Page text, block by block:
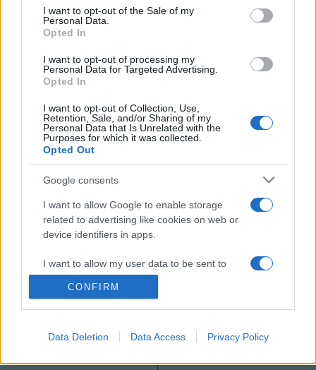
consent section.
I want to opt-out of the Sale of my
Personal Data.
Opted In
I want to opt-out of processing my
Personal Data for Targeted Advertising.
Opted In
I want to opt-out of Collection, Use,
Retention, Sale, and/or Sharing of my
Personal Data that Is Unrelated with the
Purposes for which it was collected.
Opted Out
Google consents
I want to allow Google to enable storage
related to advertising like cookies on web or
device identifiers in apps.
I want to allow my user data to be sent to
Google for online advertising purposes.
I want to allow Google to send me
related to analytics like cookies on web or
CONFIRM
Data Deletion Data Access Privacy Policy
Zoltán , műsoruk Evelin szólólemezeiből tallózik.
Kristóf Quartet vendégszólistája Oláh Tzumó Árpád
billentyűs.
Aug 27., 19 óra Jazz on Waves II.
Tóth Evelin Ölelésben feat.: Lantos Zoltán, Borlai Gergő
MEGOSZTÁS